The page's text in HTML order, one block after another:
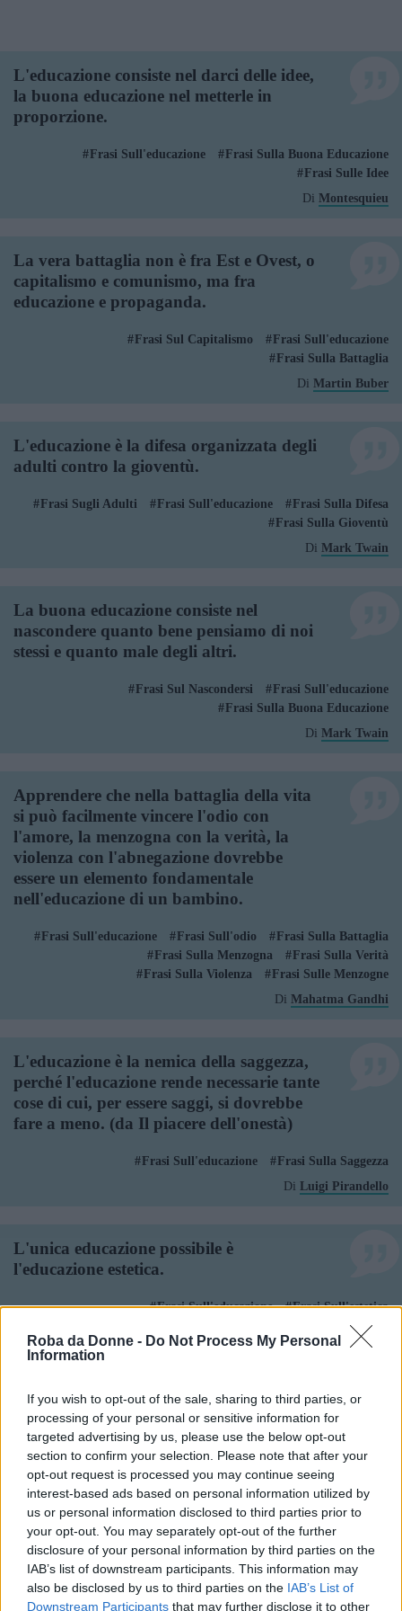
Roba da Donne - Do Not Process My Personal
Information
If you wish to opt-out of the sale, sharing to third parties, or
processing of your personal or sensitive information for
targeted advertising by us, please use the below opt-out
section to confirm your selection. Please note that after your
opt-out request is processed you may continue seeing
interest-based ads based on personal information utilized by
us or personal information disclosed to third parties prior to
your opt-out. You may separately opt-out of the further
disclosure of your personal information by third parties on the
IAB’s list of downstream participants. This information may
also be disclosed by us to third parties on the IAB’s List of
Downstream Participants that may further disclose it to other
L'educazione consiste nel darci delle idee,
la buona educazione nel metterle in
proporzione.
Frasi Sull'educazione
Frasi Sulla Buona Educazione
Frasi Sulle Idee
Di Montesquieu
La vera battaglia non è fra Est e Ovest, o
capitalismo e comunismo, ma fra
educazione e propaganda.
Frasi Sul Capitalismo
Frasi Sull'educazione
Frasi Sulla Battaglia
Di Martin Buber
L'educazione è la difesa organizzata degli
adulti contro la gioventù.
Frasi Sugli Adulti Frasi Sull'educazione
Frasi Sulla Difesa
Frasi Sulla Gioventù
Di Mark Twain
La buona educazione consiste nel
nascondere quanto bene pensiamo di noi
stessi e quanto male degli altri.
Frasi Sul Nascondersi
Frasi Sull'educazione
Frasi Sulla Buona Educazione
Di Mark Twain
Apprendere che nella battaglia della vita
si può facilmente vincere l'odio con
l'amore, la menzogna con la verità, la
violenza con l'abnegazione dovrebbe
essere un elemento fondamentale
nell'educazione di un bambino.
Frasi Sull'educazione Frasi Sull'odio
Frasi Sulla Battaglia
Frasi Sulla Menzogna
Frasi Sulla Verità
Frasi Sulla Violenza
Frasi Sulle Menzogne
Di Mahatma Gandhi
L'educazione è la nemica della saggezza,
perché l'educazione rende necessarie tante
cose di cui, per essere saggi, si dovrebbe
fare a meno. (da Il piacere dell'onestà)
Frasi Sull'educazione
Frasi Sulla Saggezza
Di Luigi Pirandello
L'unica educazione possibile è
l'educazione estetica.
Frasi Sull'educazione
Frasi Sull'estetica
Luigi Pareyson
Ciò che è la cultura per un blocco di
marmo è l'educazione per un'anima
umana.
Frasi Sull'educazione
Frasi Sulla Cultura
Di Joseph Addison
L'educazione non serve solo a preparare
alla vita, ma è vita stessa.